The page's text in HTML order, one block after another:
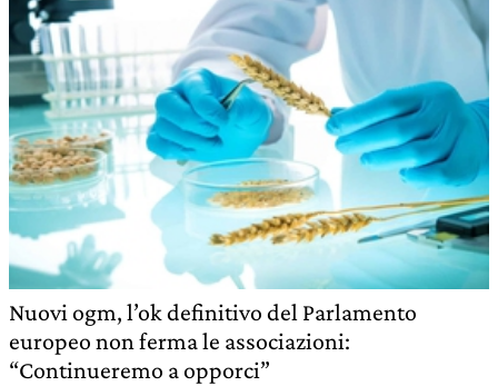
Nuovi ogm, l’ok definitivo del Parlamento
europeo non ferma le associazioni:
“Continueremo a opporci”